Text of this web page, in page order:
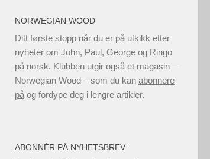
NORWEGIAN WOOD
Ditt første stopp når du er på utkikk etter
nyheter om John, Paul, George og Ringo
på norsk. Klubben utgir også et magasin –
Norwegian Wood – som du kan abonnere
på og fordype deg i lengre artikler.
ABONNÉR PÅ NYHETSBREV